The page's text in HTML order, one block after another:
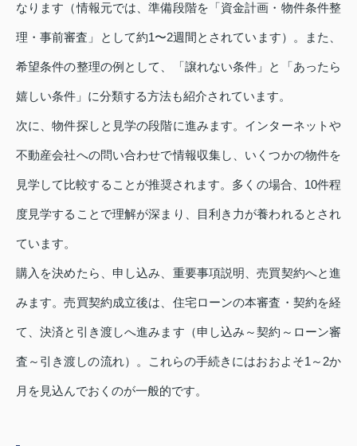
なります（情報元では、準備段階を「資金計画・物件条件整
理・事前審査」として約1〜2週間とされています）。また、
希望条件の整理の例として、「譲れない条件」と「あったら
嬉しい条件」に分類する方法も紹介されています。
次に、物件探しと見学の段階に進みます。インターネットや
不動産会社への問い合わせで情報収集し、いくつかの物件を
見学して比較することが推奨されます。多くの場合、10件程
度見学することで理解が深まり、目利き力が養われるとされ
ています。
購入を決めたら、申し込み、重要事項説明、売買契約へと進
みます。売買契約成立後は、住宅ローンの本審査・契約を経
て、決済と引き渡しへ進みます（申し込み～契約～ローン審
査～引き渡しの流れ）。これらの手続きにはおおよそ1～2か
月を見込んでおくのが一般的です。